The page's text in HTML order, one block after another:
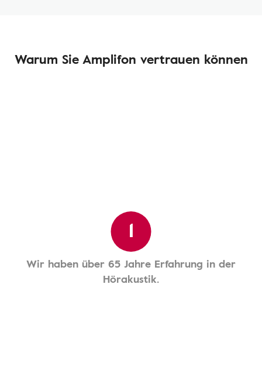
Warum Sie Amplifon vertrauen können
1
Wir haben über 65 Jahre Erfahrung in der
Hörakustik.